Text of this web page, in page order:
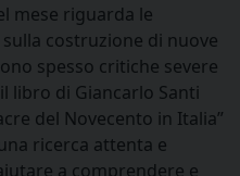
mese riguarda le
costruzione di nuove
spesso critiche severe
libro di Giancarlo Santi
del Novecento in Italia”
ricerca attenta e
a comprendere e